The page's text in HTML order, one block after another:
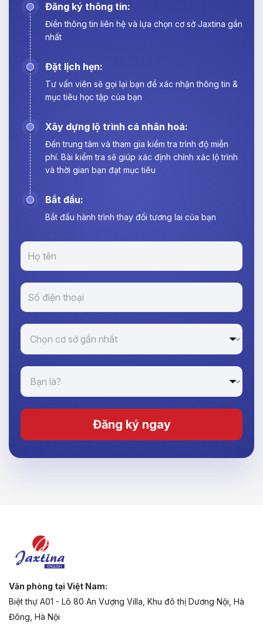
Đăng ký thông tin:
Điền thông tin liên hệ và lựa chọn cơ sở Jaxtina gần
nhất
Đặt lịch hẹn:
Tư vấn viên sẽ gọi lại bạn để xác nhận thông tin &
mục tiêu học tập của bạn
Xây dựng lộ trình cá nhân hoá:
Đến trung tâm và tham gia kiểm tra trình độ miễn
phí. Bài kiểm tra sẽ giúp xác định chính xác lộ trình
và thời gian bạn đạt mục tiêu
Bắt đầu:
Bắt đầu hành trình thay đổi tương lai của bạn
Đăng ký ngay
Văn phòng tại Việt Nam:
Biệt thự A01 - Lô 80 An Vượng Villa, Khu đô thị Dương Nội, Hà
Đông, Hà Nội